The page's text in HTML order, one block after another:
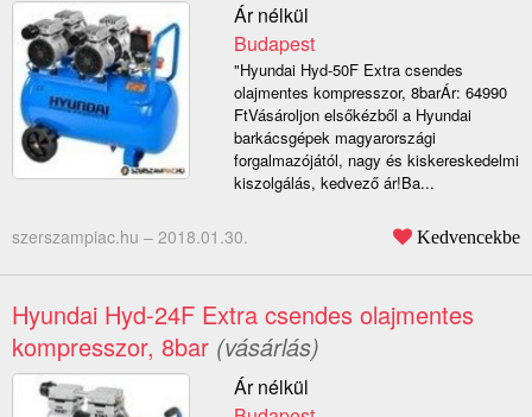
Ár nélkül
Budapest
"Hyundai Hyd-50F Extra csendes
olajmentes kompresszor, 8barÁr: 64990
FtVásároljon elsőkézből a Hyundai
barkácsgépek magyarországi
forgalmazójától, nagy és kiskereskedelmi
kiszolgálás, kedvező ár!Ba...
szerszampiac.hu – 2018.01.30. Kedvencekbe
Hyundai Hyd-24F Extra csendes olajmentes
kompresszor, 8bar (vásárlás)
Ár nélkül